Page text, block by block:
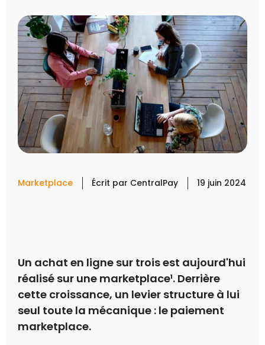
Marketplace Écrit par CentralPay 19 juin 2024
Un achat en ligne sur trois est aujourd'hui
réalisé sur une marketplace¹. Derrière
cette croissance, un levier structure à lui
seul toute la mécanique : le paiement
marketplace.